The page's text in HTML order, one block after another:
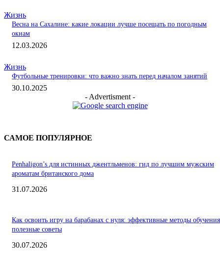
Жизнь
Весна на Сахалине: какие локации лучше посещать по погодным
окнам
12.03.2026
Жизнь
Футбольные тренировки: что важно знать перед началом занятий
30.10.2025
- Advertisment -
САМОЕ ПОПУЛЯРНОЕ
Penhaligon’s для истинных джентльменов: гид по лучшим мужским
ароматам британского дома
31.07.2026
Как освоить игру на барабанах с нуля: эффективные методы
полезные советы
30.07.2026